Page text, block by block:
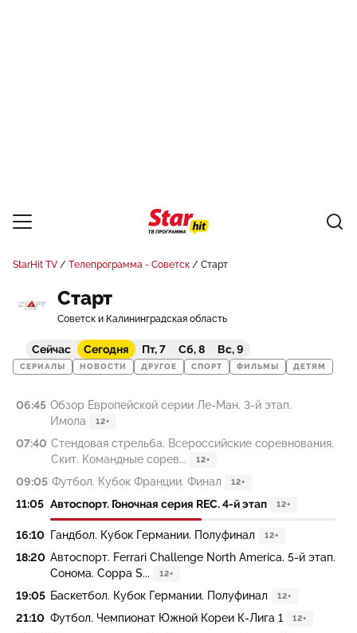
StarHit TV Телепрограмма - Советск Старт
Старт
Советск и Калининградская область
Сейчас Сегодня Пт, 7 Сб, 8 Вс, 9
СЕРИАЛЫ НОВОСТИ ДРУГОЕ СПОРТ ФИЛЬМЫ ДЕТЯМ
06:45 Обзор Европейской серии Ле-Ман. 3-й этап.
Имола
12+
07:40 Стендовая стрельба. Всероссийские соревнования.
Скит. Командные сорев...
12+
09:05 Футбол. Кубок Франции. Финал 12+
11:05 Автоспорт. Гоночная серия REC. 4-й этап 12+
16:10 Гандбол. Кубок Германии. Полуфинал 12+
18:20 Автоспорт. Ferrari Challenge North America. 5-й этап.
Сонома. Coppa S...
12+
19:05 Баскетбол. Кубок Германии. Полуфинал 12+
21:10 Футбол. Чемпионат Южной Кореи К-Лига 1 12+